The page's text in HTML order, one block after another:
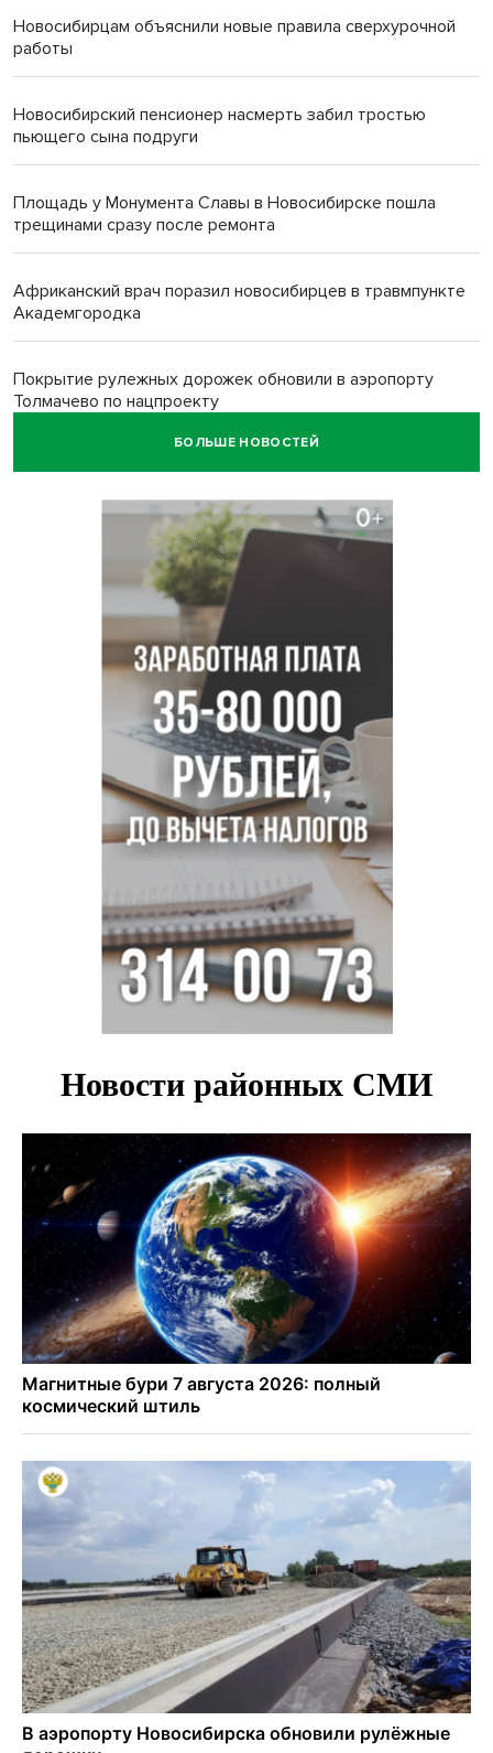
Новосибирцам объяснили новые правила сверхурочной
работы
Новосибирский пенсионер насмерть забил тростью
пьющего сына подруги
Площадь у Монумента Славы в Новосибирске пошла
трещинами сразу после ремонта
Африканский врач поразил новосибирцев в травмпункте
Академгородка
Покрытие рулежных дорожек обновили в аэропорту
Толмачево по нацпроекту
В Новосибирске зафиксирован рост заболеваемости
В Новосибирске осудили внука за продажу дедова ружья
псевдо-мигранту
В Новосибирске по КРТ сдали первую очередь
миниполиса «Фора»
О пустырях в центре Новосибирска из-за лимита
площади КРТ предупредили эксперты
БОЛЬШЕ НОВОСТЕЙ